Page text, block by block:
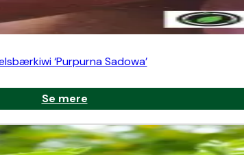
og nytteværdi. Den er nem at dyrke,
‘Purpurna Sadowa’
Se mere